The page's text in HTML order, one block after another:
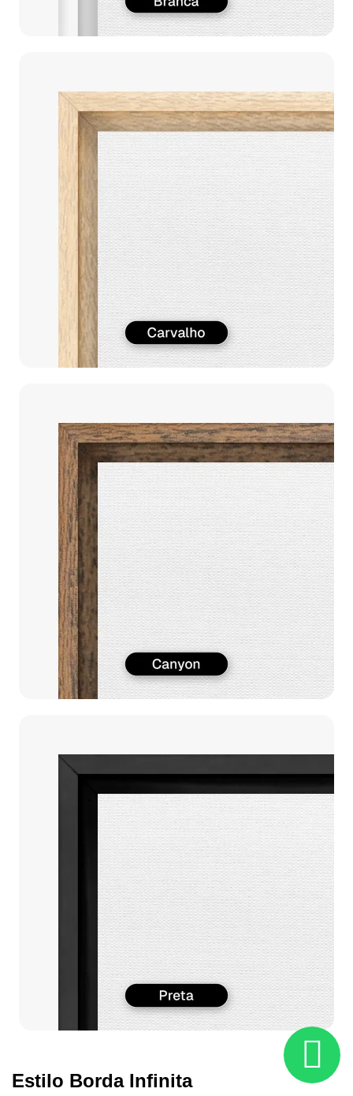
Estilo Borda Infinita